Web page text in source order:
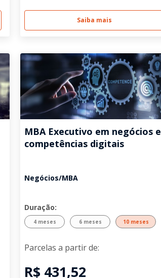
Saiba mais
MBA Executivo em negócios e
competências digitais
Negócios/MBA
Duração:
4 meses 6 meses 10 meses
Parcelas a partir de:
R$ 431,52